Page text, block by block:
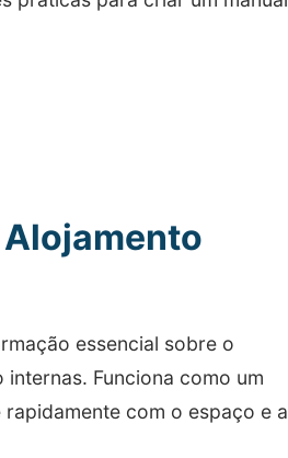
Alojamento
essencial sobre o
Funciona como um
com o espaço e a